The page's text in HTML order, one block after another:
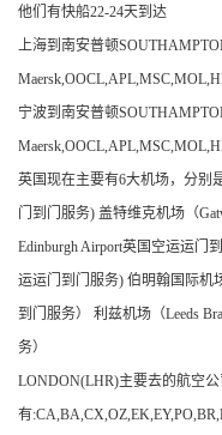
他们有快船22-24天到达
上海到南安普顿
宁波到南安普顿
英国现在主要有6大机场，分别
门到门服务) 盖特维克机场（
Edinburgh Airport英国空运运门
运运门到门服务) 伯明翰国际机
到门服务） 利兹机场（Leeds
务）
LONDON(LHR)主要去的航空公
有